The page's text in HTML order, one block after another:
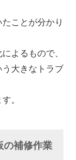
ことが分かり
よるもので、
大きなトラブ
。
の補修作業